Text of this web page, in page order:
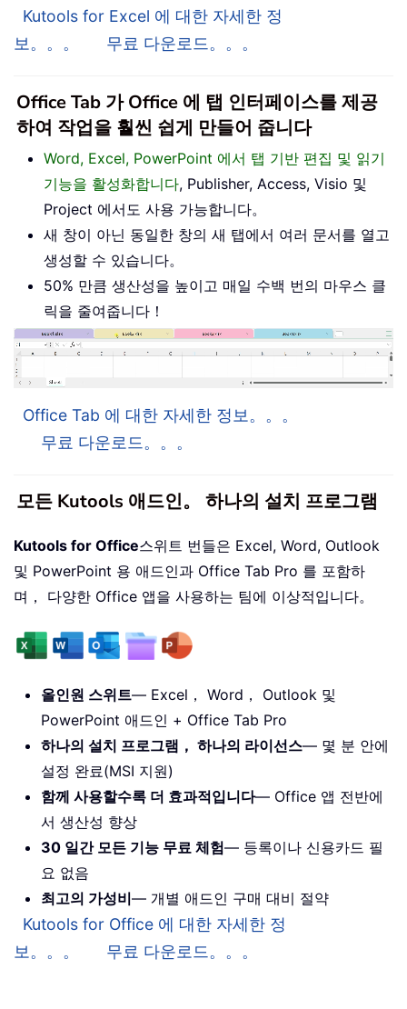
Kutools for Excel 에 대한 자세한 정
보。。。
무료 다운로드。。。
Office Tab 가 Office 에 탭 인터페이스를 제공
하여 작업을 훨씬 쉽게 만들어 줍니다
Word, Excel, PowerPoint 에서 탭 기반 편집 및 읽기
기능을 활성화합니다, Publisher, Access, Visio 및
Project 에서도 사용 가능합니다。
새 창이 아닌 동일한 창의 새 탭에서 여러 문서를 열고
생성할 수 있습니다。
50% 만큼 생산성을 높이고 매일 수백 번의 마우스 클
릭을 줄여줍니다！
Office Tab 에 대한 자세한 정보。。。
무료 다운로드。。。
모든 Kutools 애드인。 하나의 설치 프로그램
Kutools for Office스위트 번들은 Excel, Word, Outlook
및 PowerPoint 용 애드인과 Office Tab Pro 를 포함하
며， 다양한 Office 앱을 사용하는 팀에 이상적입니다。
올인원 스위트— Excel， Word， Outlook 및
PowerPoint 애드인 + Office Tab Pro
하나의 설치 프로그램， 하나의 라이선스— 몇 분 안에
설정 완료(MSI 지원)
함께 사용할수록 더 효과적입니다— Office 앱 전반에
서 생산성 향상
30 일간 모든 기능 무료 체험— 등록이나 신용카드 필
요 없음
최고의 가성비— 개별 애드인 구매 대비 절약
Kutools for Office 에 대한 자세한 정
보。。。
무료 다운로드。。。